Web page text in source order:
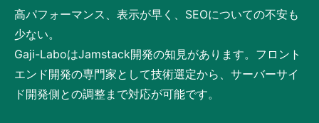
高パフォーマンス、表示が早く、SEOについての不安も
少ない。
Gaji-LaboはJamstack開発の知見があります。フロント
エンド開発の専門家として技術選定から、サーバーサイ
ド開発側との調整まで対応が可能です。